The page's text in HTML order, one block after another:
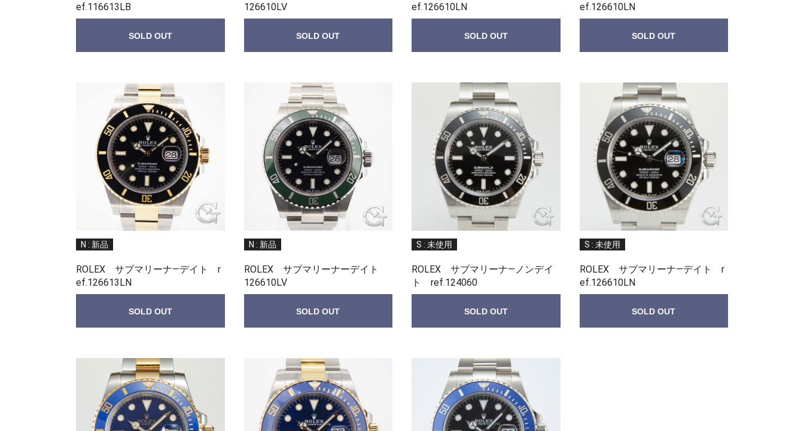
ef.116613LB
SOLD OUT
126610LV
SOLD OUT
ef.126610LN
SOLD OUT
ef.126610LN
SOLD OUT
N : 新品
ROLEX サブマリーナ—デイト r
ef.126613LN
SOLD OUT
N : 新品
ROLEX サブマリーナーデイト
126610LV
SOLD OUT
S : 未使用
ROLEX サブマリーナ—ノンデイ
ト ref.124060
SOLD OUT
S : 未使用
ROLEX サブマリーナ—デイト r
ef.126610LN
SOLD OUT